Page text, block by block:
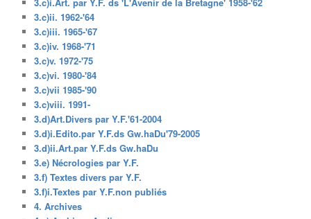
3.c)ii. 1962-'64
3.c)iii. 1965-'67
3.c)iv. 1968-'71
3.c)v. 1972-'75
3.c)vi. 1980-'84
3.c)vii 1985-'90
3.c)viii. 1991-
3.d)Art.Divers par Y.F.'61-2004
3.d)i.Edito.par Y.F.ds Gw.haDu'79-2005
3.d)ii.Art.par Y.F.ds Gw.haDu
3.e) Nécrologies par Y.F.
3.f) Textes divers par Y.F.
3.f)i.Textes par Y.F.non publiés
4. Archives